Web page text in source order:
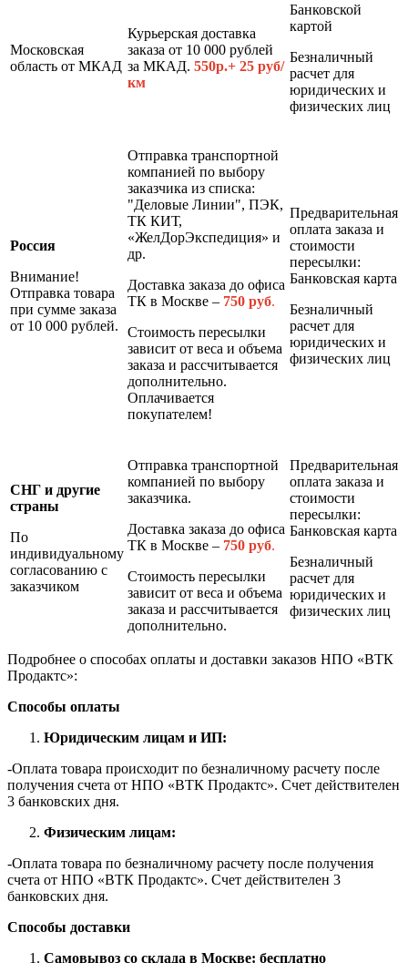
Московская
область от МКАД
Курьерская доставка
заказа от 10 000 рублей
за МКАД. 550р.+ 25 руб/
км
Банковской
картой
Безналичный
расчет для
юридических и
физических лиц
Россия
Внимание!
Отправка товара
при сумме заказа
от 10 000 рублей.
Отправка транспортной
компанией по выбору
заказчика из списка:
"Деловые Линии", ПЭК,
ТК КИТ,
«ЖелДорЭкспедиция» и
др.
Доставка заказа до офиса
ТК в Москве – 750 руб.
Стоимость пересылки
зависит от веса и объема
заказа и рассчитывается
дополнительно.
Оплачивается
покупателем!
Предварительная
оплата заказа и
стоимости
пересылки:
Банковская карта
Безналичный
расчет для
юридических и
физических лиц
СНГ и другие
страны
По
индивидуальному
согласованию с
заказчиком
Отправка транспортной
компанией по выбору
заказчика.
Доставка заказа до офиса
ТК в Москве – 750 руб.
Стоимость пересылки
зависит от веса и объема
заказа и рассчитывается
дополнительно.
Предварительная
оплата заказа и
стоимости
пересылки:
Банковская карта
Безналичный
расчет для
юридических и
физических лиц
Подробнее о способах оплаты и доставки заказов НПО «ВТК
Продактс»:
Способы оплаты
Юридическим лицам и ИП:
-Оплата товара происходит по безналичному расчету после
получения счета от НПО «ВТК Продактс». Счет действителен
3 банковских дня.
Физическим лицам:
-Оплата товара по безналичному расчету после получения
счета от НПО «ВТК Продактс». Счет действителен 3
банковских дня.
Способы доставки
Самовывоз со склада в Москве: бесплатно